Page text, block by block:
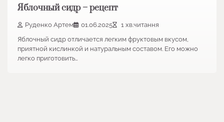
Яблочный сидр – рецепт
Руденко Артем 01.06.2025
1 хв.читання
Яблочный сидр отличается легким фруктовым вкусом,
приятной кислинкой и натуральным составом. Его можно
легко приготовить…